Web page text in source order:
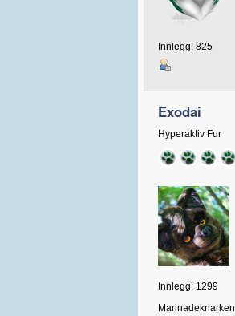
Innlegg: 825
Exodai
Hyperaktiv Fur
Innlegg: 1299
Marinadeknarken